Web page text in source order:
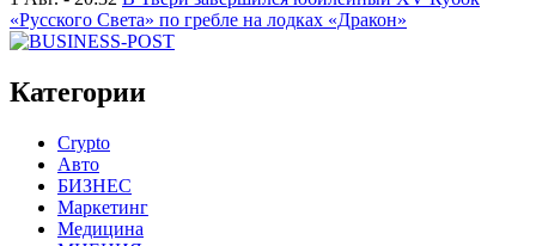
«Русского Света» по гребле на лодках «Дракон»
Категории
Crypto
Авто
БИЗНЕС
Маркетинг
Медицина